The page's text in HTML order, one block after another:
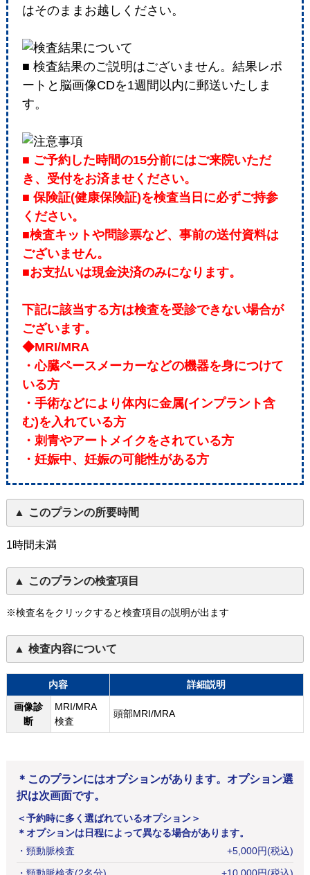
はそのままお越しください。
■ 検査結果のご説明はございません。結果レポ
ートと脳画像CDを1週間以内に郵送いたしま
す。
■ ご予約した時間の15分前にはご来院いただ
き、受付をお済ませください。
■ 保険証(健康保険証)を検査当日に必ずご持参
ください。
■検査キットや問診票など、事前の送付資料は
ございません。
■お支払いは現金決済のみになります。
下記に該当する方は検査を受診できない場合が
ございます。
◆MRI/MRA
・心臓ペースメーカーなどの機器を身につけて
いる方
・手術などにより体内に金属(インプラント含
む)を入れている方
・刺青やアートメイクをされている方
・妊娠中、妊娠の可能性がある方
このプランの所要時間
1時間未満
このプランの検査項目
※検査名をクリックすると検査項目の説明が出ます
検査内容について
内容
詳細説明
画像診
断
MRI/MRA
検査
頭部MRI/MRA
＊このプランにはオプションがあります。オプション選
択は次画面です。
＜予約時に多く選ばれているオプション＞
＊オプションは日程によって異なる場合があります。
・ 頸動脈検査 +5,000円(税込)